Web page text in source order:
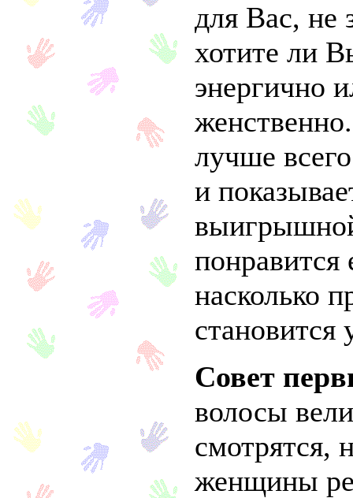
для Вас, не
хотите ли
энергично
лучше
и
насколько
становится
Совет
волосы
смотрятся,
женщины